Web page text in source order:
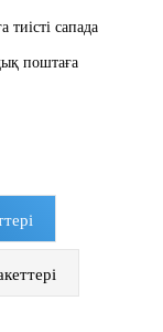
тиісті сапада
поштаға